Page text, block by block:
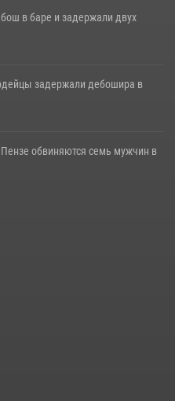
в баре и задержали двух
задержали дебошира в
обвиняются семь мужчин в